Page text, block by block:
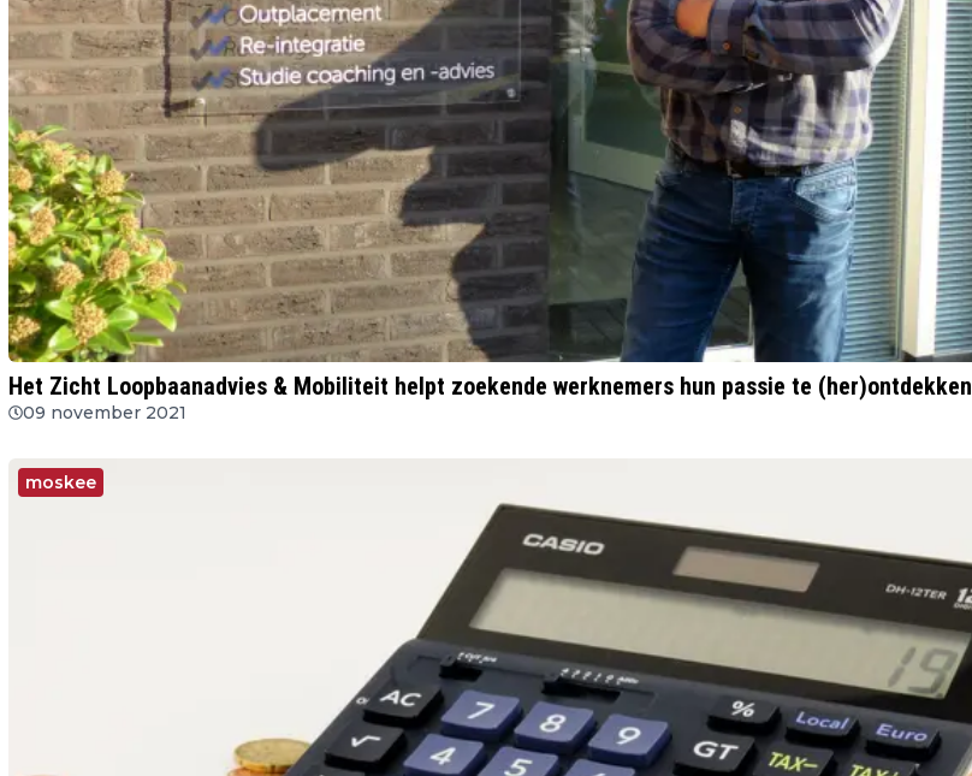
Het Zicht Loopbaanadvies & Mobiliteit helpt zoekende werknemers hun passie te (her)ontdekken
09 november 2021
moskee